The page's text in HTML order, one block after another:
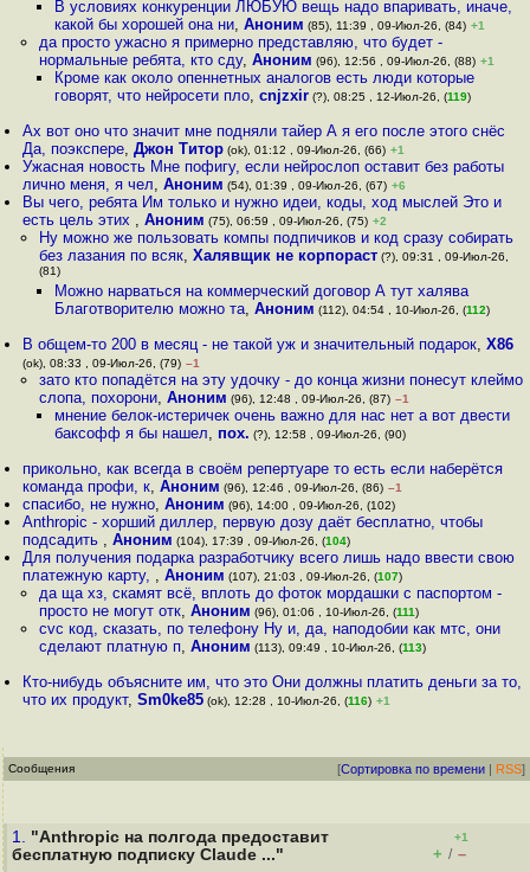
В условиях конкуренции ЛЮБУЮ вещь надо впаривать, иначе,
какой бы хорошей она ни, Аноним (85), 11:39 , 09-Июл-26, (84) +1
да просто ужасно я примерно представляю, что будет -
нормальные ребята, кто сду, Аноним (96), 12:56 , 09-Июл-26, (88) +1
Кроме как около опеннетных аналогов есть люди которые
говорят, что нейросети пло, cnjzxir(?), 08:25 , 12-Июл-26, (119)
Ах вот оно что значит мне подняли тайер А я его после этого снёс
Да, поэкспере,Джон Титор (ok), 01:12 , 09-Июл-26, (66) +1
Ужасная новость Мне пофигу, если нейрослоп оставит без работы
лично меня, я чел,Аноним (54), 01:39 , 09-Июл-26, (67) +6
Вы чего, ребята Им только и нужно идеи, коды, ход мыслей Это и
есть цель этих ,Аноним (75), 06:59 , 09-Июл-26, (75) +2
Ну можно же пользовать компы подпичиков и код сразу собирать
без лазания по всяк, Халявщик не корпораст(?), 09:31 , 09-Июл-26,
(81)
Можно нарваться на коммерческий договор А тут халява
Благотворителю можно та, Аноним (112), 04:54 , 10-Июл-26, (112)
В общем-то 200 в месяц - не такой уж и значительный подарок,X86
(ok), 08:33 , 09-Июл-26, (79) –1
зато кто попадётся на эту удочку - до конца жизни понесут клеймо
слопа, похорони, Аноним (96), 12:48 , 09-Июл-26, (87) –1
мнение белок-истеричек очень важно для нас нет а вот двести
баксофф я бы нашел, пох. (?), 12:58 , 09-Июл-26, (90)
прикольно, как всегда в своём репертуаре то есть если наберётся
команда профи, к,Аноним (96), 12:46 , 09-Июл-26, (86) –1
спасибо, не нужно,Аноним (96), 14:00 , 09-Июл-26, (102)
Anthropic - хорший диллер, первую дозу даёт бесплатно, чтобы
подсадить ,Аноним (104), 17:39 , 09-Июл-26, (104)
Для получения подарка разработчику всего лишь надо ввести свою
платежную карту, ,Аноним (107), 21:03 , 09-Июл-26, (107)
да ща хз, скамят всё, вплоть до фоток мордашки с паспортом -
просто не могут отк, Аноним (96), 01:06 , 10-Июл-26, (111)
cvc код, сказать, по телефону Ну и, да, наподобии как мтс, они
сделают платную п, Аноним (113), 09:49 , 10-Июл-26, (113)
Кто-нибудь объясните им, что это Они должны платить деньги за то,
что их продукт,Sm0ke85 (ok), 12:28 , 10-Июл-26, (116) +1
Сообщения [Сортировка по времени | RSS]
1. "Anthropic на полгода предоставит
бесплатную подписку Claude ..."
+1
+ / –